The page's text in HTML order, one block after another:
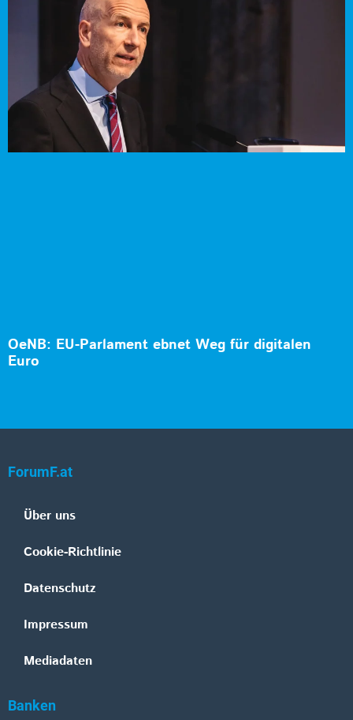
OeNB: EU-Parlament ebnet Weg für digitalen
Euro
ForumF.at
Über uns
Cookie-Richtlinie
Datenschutz
Impressum
Mediadaten
Banken